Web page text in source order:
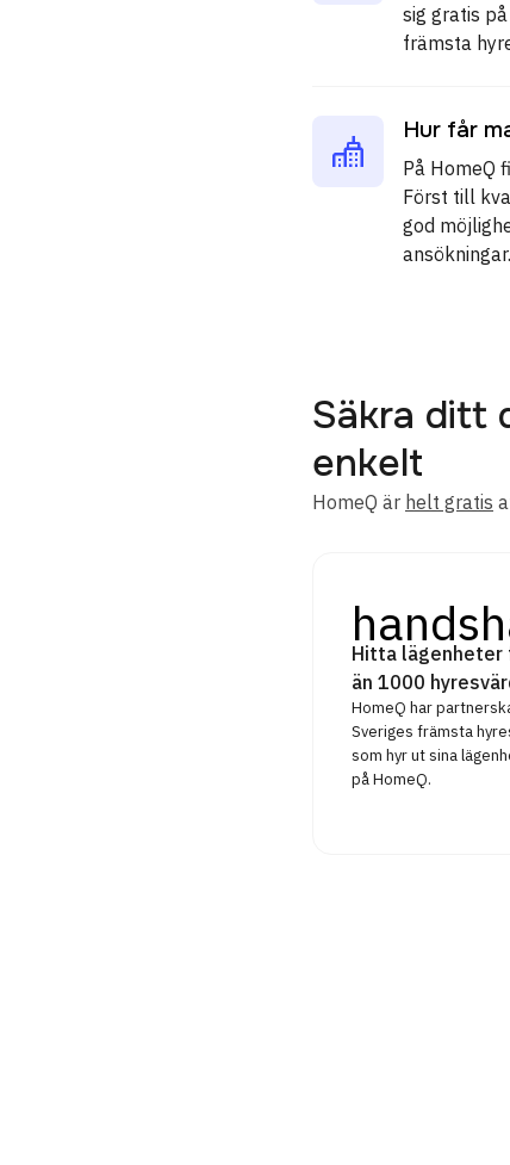
sig gratis
främsta
Hur får
På HomeQ
Först till
god
ansökningar.
Säkra ditt
enkelt
HomeQ är helt gratis
Hitta lägenheter
än 1000
HomeQ har
Sveriges främsta
som hyr ut sina
på HomeQ.